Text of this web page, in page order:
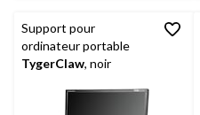
évaluations
Support pour
ordinateur portable
TygerClaw, noir